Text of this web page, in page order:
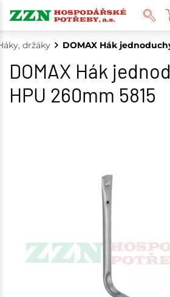
držáky DOMAX Hák
DOMAX Hák
HPU 260mm 5815